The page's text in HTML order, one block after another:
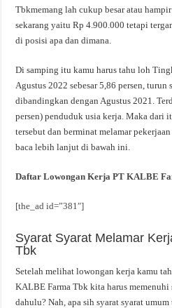
Tbkmemang lah cukup besar atau
sekarang yaitu Rp 4.900.000 tetapi
di posisi apa dan dimana.
Di samping itu kamu harus tahu loh
Agustus 2022 sebesar 5,86 persen, turun
dibandingkan dengan Agustus 2021.
persen) penduduk usia kerja. Maka dari
tersebut dan berminat melamar
baca lebih lanjut di bawah ini.
Daftar Lowongan Kerja PT KALBE
[the_ad id=”381″]
Syarat Syarat Melamar
Tbk
Setelah melihat lowongan kerja kamu
KALBE Farma Tbk kita harus
dahulu? Nah, apa sih syarat syarat